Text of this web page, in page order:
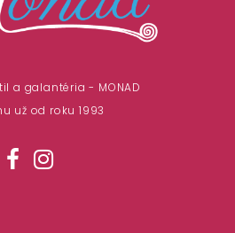
a galantéria - MONAD
už od roku 1993